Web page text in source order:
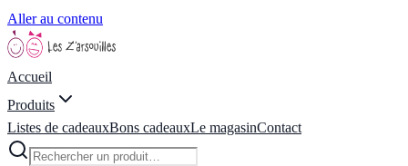
Aller au contenu
Accueil
Produits
Listes de cadeauxBons cadeauxLe magasinContact